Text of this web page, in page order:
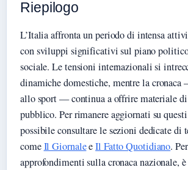
Riepilogo
L’Italia affronta un periodo di intensa
con sviluppi significativi sul piano
sociale. Le tensioni internazionali si
dinamiche domestiche, mentre la
allo sport — continua a offrire materiale di
pubblico. Per rimanere aggiornati su
possibile consultare le sezioni dedicate di
comeIl GiornaleeIl Fatto Quotidiano. Per
approfondimenti sulla cronaca nazionale,